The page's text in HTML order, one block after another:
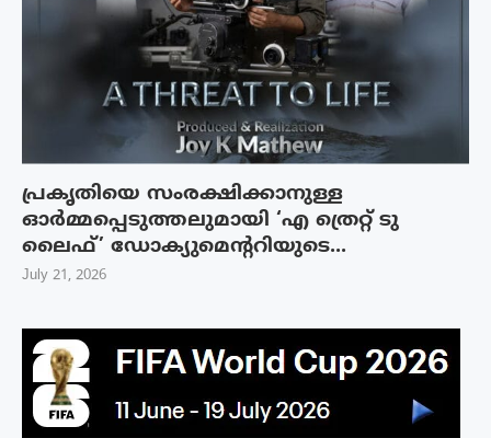
പ്രകൃതിയെ സംരക്ഷിക്കാനുള്ള
ഓർമ്മപ്പെടുത്തലുമായി ‘എ ത്രെറ്റ് ടു
ലൈഫ്’ ഡോക്യുമെന്ററിയുടെ...
July 21, 2026